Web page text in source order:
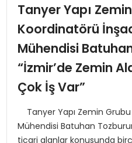
TEKNOLOJI
SPOR
SAĞLIK
MAGAZIN
Tanyer Yapı
Koordinatörü
Mühendisi
“İzmir’de Zemin
Çok İş Var”
Tanyer Yapı Zemin
Mühendisi Batuhan
ticari alanlar konusunda